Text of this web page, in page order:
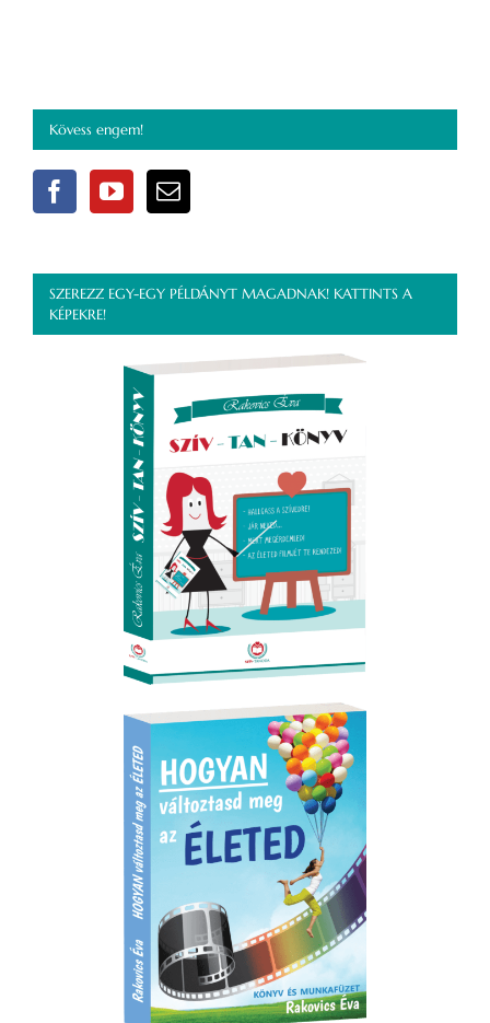
Kövess engem!
SZEREZZ EGY-EGY PÉLDÁNYT MAGADNAK! KATTINTS A
KÉPEKRE!